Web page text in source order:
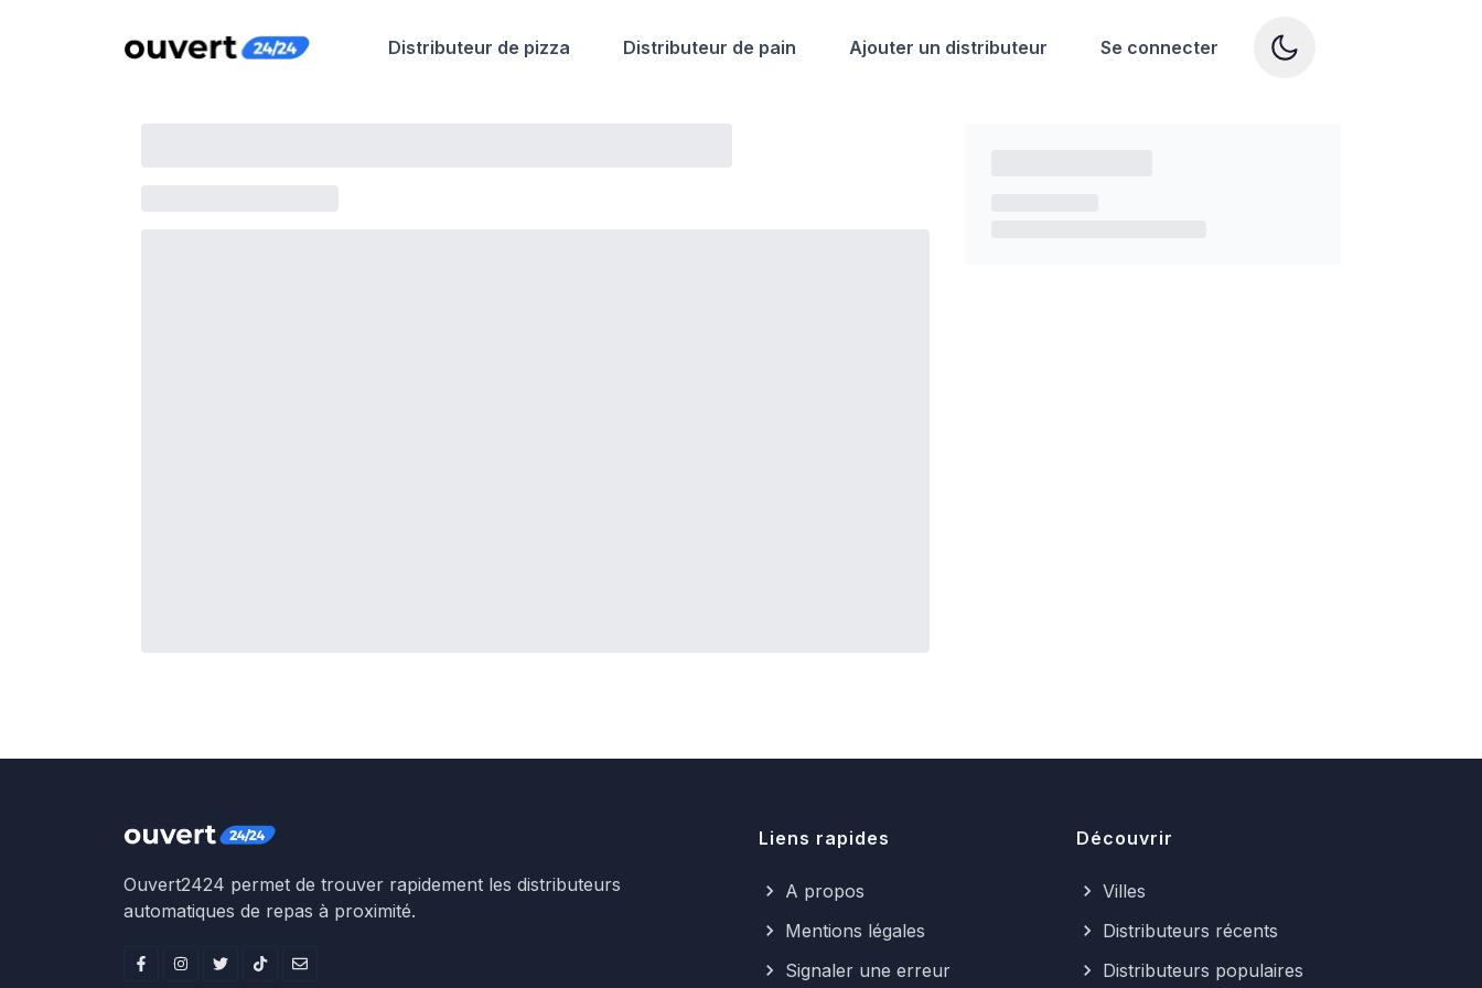
Distributeur de pizza Distributeur de pain Ajouter un distributeur Se connecter
Ouvert2424 permet de trouver rapidement les distributeurs
automatiques de repas à proximité.
Liens rapides
A propos
Mentions légales
Signaler une erreur
Découvrir
Villes
Distributeurs récents
Distributeurs populaires